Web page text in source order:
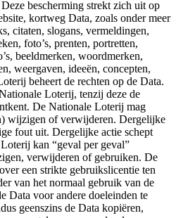
bescherming strekt zich uit op
kortweg Data, zoals onder meer
citaten, slogans, vermeldingen,
foto’s, prenten, portretten,
beeldmerken, woordmerken,
weergaven, ideeën, concepten,
beheert de rechten op de Data.
Loterij, tenzij deze de
De Nationale Loterij mag
wijzigen of verwijderen. Dergelijke
fout uit. Dergelijke actie schept
kan “geval per geval”
verwijderen of gebruiken. De
een strikte gebruikslicentie ten
van het normaal gebruik van de
Data voor andere doeleinden te
geenszins de Data kopiëren,